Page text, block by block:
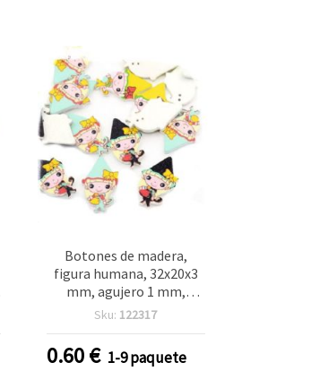
Botones de madera,
figura humana, 32x20x3
mm, agujero 1 mm,
colores mixtos MIX - 10
Sku: 122317
0.60€ 1-9 paquete